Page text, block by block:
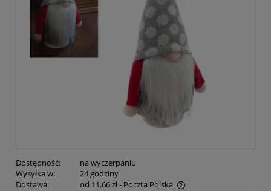
Dostępność:
na wyczerpaniu
Wysyłka w:
24 godziny
Dostawa:
od 11,66 zł- Poczta Polska